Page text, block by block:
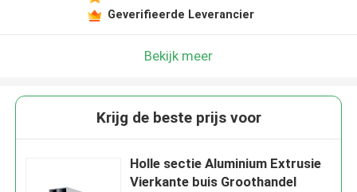
Geverifieerde Leverancier
Bekijk meer
Krijg de beste prijs voor
Holle sectie Aluminium Extrusie
Vierkante buis Groothandel